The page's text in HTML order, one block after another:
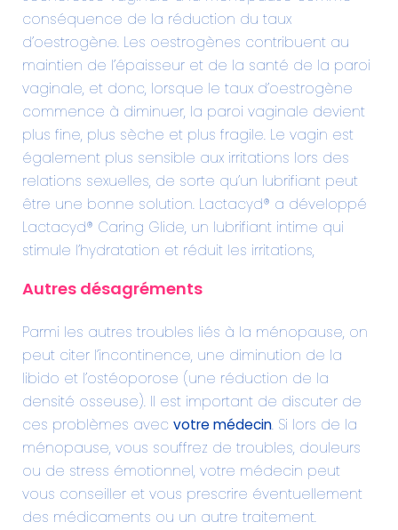
conséquence de la réduction du taux
d’oestrogène. Les oestrogènes contribuent au
maintien de l’épaisseur et de la santé de la paroi
vaginale, et donc, lorsque le taux d’oestrogène
commence à diminuer, la paroi vaginale devient
plus fine, plus sèche et plus fragile. Le vagin est
également plus sensible aux irritations lors des
relations sexuelles, de sorte qu’un lubrifiant peut
être une bonne solution. Lactacyd® a développé
Lactacyd® Caring Glide, un lubrifiant intime qui
stimule l’hydratation et réduit les irritations,
Autres désagréments
Parmi les autres troubles liés à la ménopause, on
peut citer l’incontinence, une diminution de la
libido et l’ostéoporose (une réduction de la
densité osseuse). Il est important de discuter de
ces problèmes avec votre médecin. Si lors de la
ménopause, vous souffrez de troubles, douleurs
ou de stress émotionnel, votre médecin peut
vous conseiller et vous prescrire éventuellement
des médicaments ou un autre traitement.